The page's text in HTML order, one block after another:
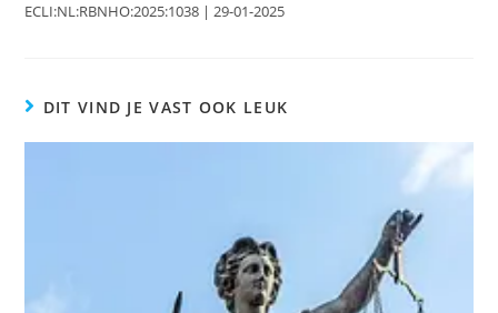
ECLI:NL:RBNHO:2025:1038 | 29-01-2025
DIT VIND JE VAST OOK LEUK